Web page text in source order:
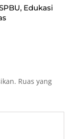
Edukasi
Ruas yang